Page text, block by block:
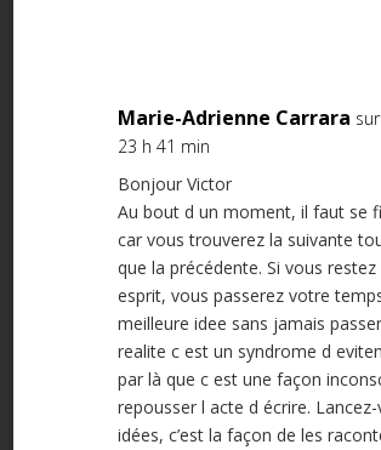
Marie-Adrienne Carrara
23 h 41 min
Bonjour Victor
Au bout d un moment, il faut se
car vous trouverez la suivante
que la précédente. Si vous
esprit, vous passerez votre
meilleure idee sans jamais
realite c est un syndrome d
par là que c est une façon
repousser l acte d écrire.
idées, c’est la façon de les